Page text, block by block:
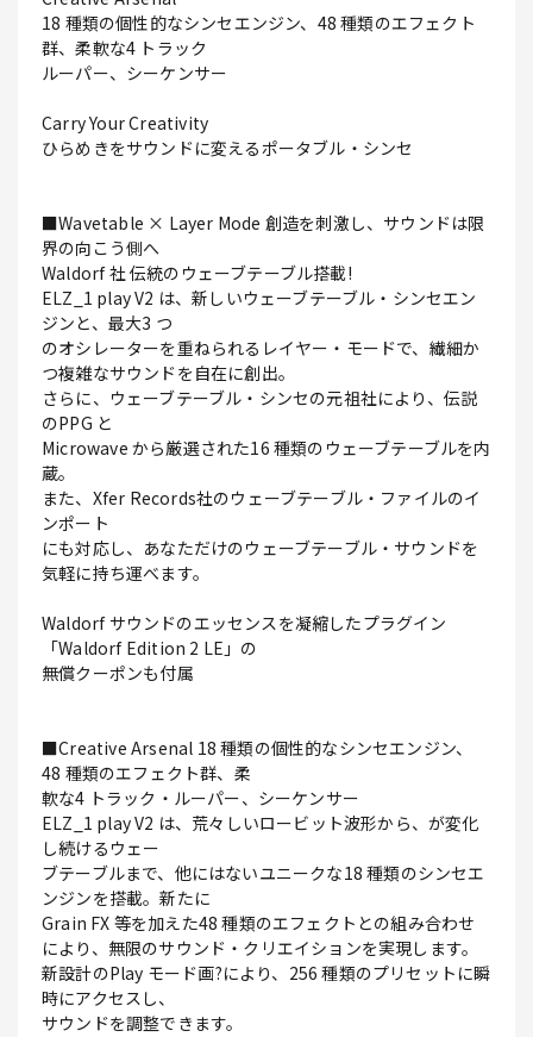
18 種類の個性的なシンセエンジン、48 種類のエフェクト
群、柔軟な4 トラック
ルーパー、シーケンサー
Carry Your Creativity
ひらめきをサウンドに変えるポータブル・シンセ
■Wavetable × Layer Mode 創造を刺激し、サウンドは限
界の向こう側へ
Waldorf 社 伝統のウェーブテーブル搭載!
ELZ_1 play V2 は、新しいウェーブテーブル・シンセエン
ジンと、最大3 つ
のオシレーターを重ねられるレイヤー・モードで、繊細か
つ複雑なサウンドを自在に創出。
さらに、ウェーブテーブル・シンセの元祖社により、伝説
のPPG と
Microwave から厳選された16 種類のウェーブテーブルを内
蔵。
また、Xfer Records社のウェーブテーブル・ファイルのイ
ンポート
にも対応し、あなただけのウェーブテーブル・サウンドを
気軽に持ち運べます。
Waldorf サウンドのエッセンスを凝縮したプラグイン
「Waldorf Edition 2 LE」の
無償クーポンも付属
■Creative Arsenal 18 種類の個性的なシンセエンジン、
48 種類のエフェクト群、柔
軟な4 トラック・ルーパー、シーケンサー
ELZ_1 play V2 は、荒々しいロービット波形から、が変化
し続けるウェー
ブテーブルまで、他にはないユニークな18 種類のシンセエ
ンジンを搭載。新たに
Grain FX 等を加えた48 種類のエフェクトとの組み合わせ
により、無限のサウンド・クリエイションを実現します。
新設計のPlay モード画?により、256 種類のプリセットに瞬
時にアクセスし、
サウンドを調整できます。